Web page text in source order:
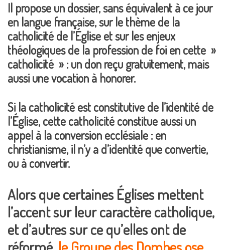
Il propose un dossier, sans équivalent à ce jour
en langue française, sur le thème de la
catholicité de l’Église et sur les enjeux
théologiques de la profession de foi en cette »
catholicité » : un don reçu gratuitement, mais
aussi une vocation à honorer.
Si la catholicité est constitutive de l’identité de
l’Église, cette catholicité constitue aussi un
appel à la conversion ecclésiale : en
christianisme, il n’y a d’identité que convertie,
ou à convertir.
Alors que certaines Églises mettent
l’accent sur leur caractère catholique,
et d’autres sur ce qu’elles ont de